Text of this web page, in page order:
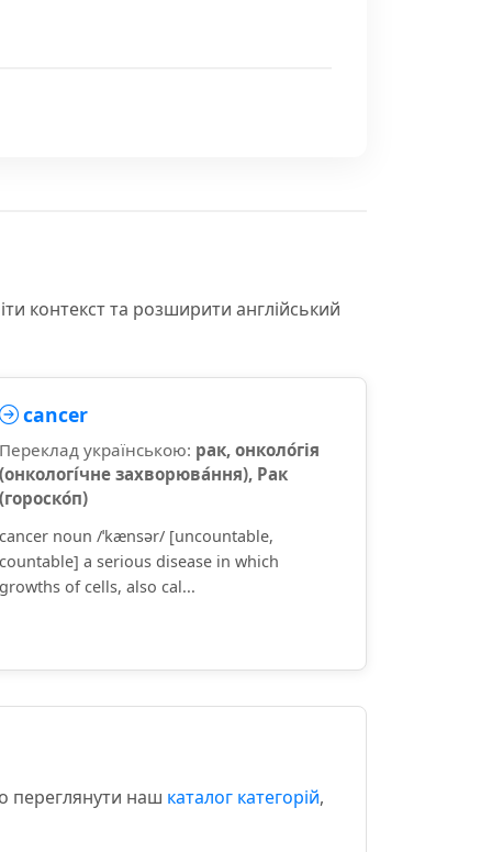
контекст та розширити англійський
cancer
Переклад українською: рак, онколо́гія
(онкологі́чне захворюва́ння), Рак
(гороско́п)
cancer noun /ˈkænsər/ [uncountable,
countable] a serious disease in which
growths of cells, also cal...
переглянути наш каталог категорій,